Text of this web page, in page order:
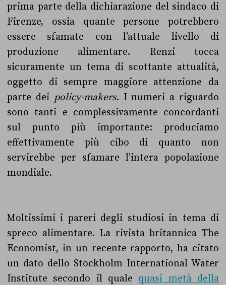
prima parte della dichiarazione del sindaco di
Firenze, ossia quante persone potrebbero
essere sfamate con l’attuale livello di
produzione alimentare. Renzi tocca
sicuramente un tema di scottante attualità,
oggetto di sempre maggiore attenzione da
parte dei policy-makers. I numeri a riguardo
sono tanti e complessivamente concordanti
sul punto più importante: produciamo
effettivamente più cibo di quanto non
servirebbe per sfamare l’intera popolazione
mondiale.
Moltissimi i pareri degli studiosi in tema di
spreco alimentare. La rivista britannica The
Economist, in un recente rapporto, ha citato
un dato dello Stockholm International Water
Institute secondo il quale quasi metà della